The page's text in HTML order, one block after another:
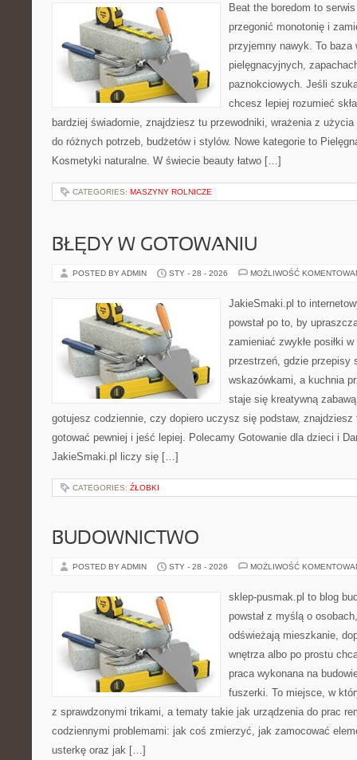
Beat the boredom to
przegonić monotonię i
przyjemny nawyk. To baza
pielęgnacyjnych,
paznokciowych. Jeśli
chcesz lepiej rozumieć
bardziej świadomie, znajdziesz tu przewodniki, wrażenia z
do różnych potrzeb, budżetów i stylów. Nowe kategorie to
Kosmetyki naturalne. W świecie beauty łatwo […]
CATEGORIES: MASZYNY ROLNICZE
BŁĘDY W GOTOWANIU
POSTED BY ADMIN STY - 28 - 2026 MOŻLIWOŚĆ
JakieSmaki.pl to
powstał po to, by
zamieniać zwykłe posiłki
przestrzeń, gdzie przepisy
wskazówkami, a kuchnia
staje się kreatywną
gotujesz codziennie, czy dopiero uczysz się podstaw,
gotować pewniej i jeść lepiej. Polecamy Gotowanie dla dzieci i
JakieSmaki.pl liczy się […]
CATEGORIES: ŹŁOBKI
BUDOWNICTWO
POSTED BY ADMIN STY - 28 - 2026 MOŻLIWOŚĆ
sklep-pusmak.pl to blog
powstał z myślą o
odświeżają mieszkanie,
wnętrza albo po prostu
praca wykonana na
fuszerki. To miejsce, w
z sprawdzonymi trikami, a tematy takie jak urządzenia do prac
codziennymi problemami: jak coś zmierzyć, jak zamocować
usterkę oraz jak […]